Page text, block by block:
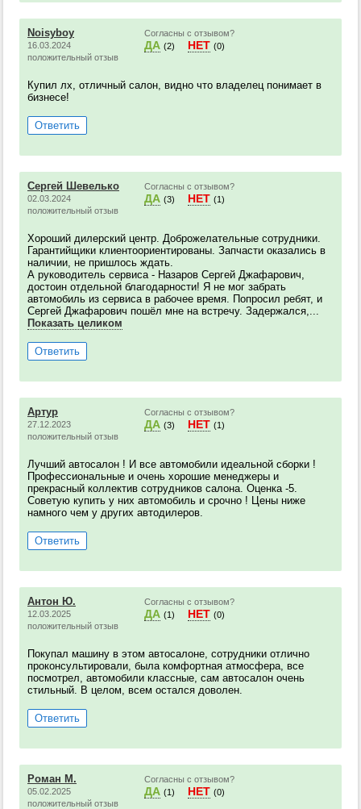
Noisyboy
16.03.2024
положительный отзыв
Согласны с отзывом?
ДА (2) НЕТ (0)
Купил лх, отличный салон, видно что владелец понимает в
бизнесе!
Ответить
Сергей Шевелько
02.03.2024
положительный отзыв
Согласны с отзывом?
ДА (3) НЕТ (1)
Хороший дилерский центр. Доброжелательные сотрудники.
Гарантийщики клиентоориентированы. Запчасти оказались в
наличии, не пришлось ждать.
А руководитель сервиса - Назаров Сергей Джафарович,
достоин отдельной благодарности! Я не мог забрать
автомобиль из сервиса в рабочее время. Попросил ребят, и
Сергей Джафарович пошёл мне на встречу. Задержался,...
Показать целиком
Ответить
Артур
27.12.2023
положительный отзыв
Согласны с отзывом?
ДА (3) НЕТ (1)
Лучший автосалон ! И все автомобили идеальной сборки !
Профессиональные и очень хорошие менеджеры и
прекрасный коллектив сотрудников салона. Оценка -5.
Советую купить у них автомобиль и срочно ! Цены ниже
намного чем у других автодилеров.
Ответить
Антон Ю.
12.03.2025
положительный отзыв
Согласны с отзывом?
ДА (1) НЕТ (0)
Покупал машину в этом автосалоне, сотрудники отлично
проконсультировали, была комфортная атмосфера, все
посмотрел, автомобили классные, сам автосалон очень
стильный. В целом, всем остался доволен.
Ответить
Роман М.
05.02.2025
положительный отзыв
Согласны с отзывом?
ДА (1) НЕТ (0)